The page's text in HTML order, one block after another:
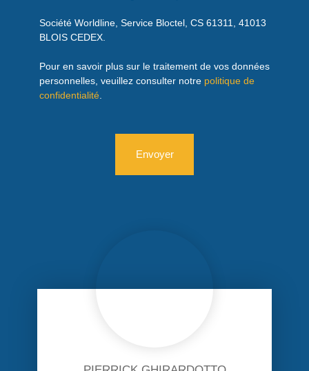
Société Worldline, Service Bloctel, CS 61311, 41013
BLOIS CEDEX.
Pour en savoir plus sur le traitement de vos données
personnelles, veuillez consulter notre politique de
confidentialité
Envoyer